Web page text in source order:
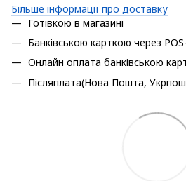
Більше інформації про доставку
Готівкою в магазині
Банківською карткою через
Онлайн оплата банківською
Післяплата(Нова Пошта,